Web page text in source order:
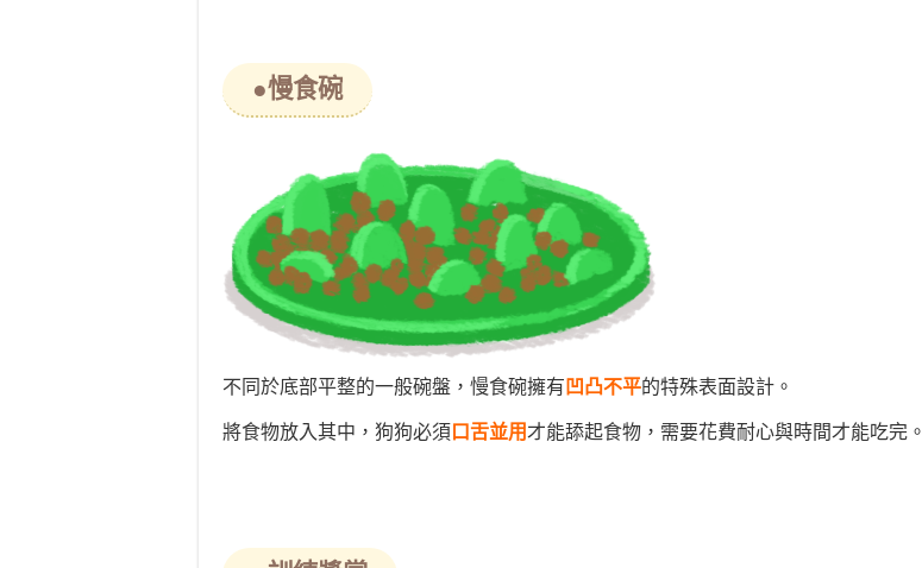
●慢食碗
不同於底部平整的一般碗盤，慢食碗擁有 凹凸不平的特殊表面設計。
將食物放入其中，狗狗必須 口舌並用才能舔起食物，需要花費耐心與時間才能吃完。